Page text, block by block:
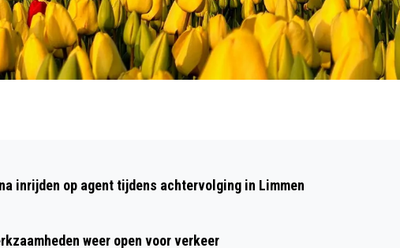
DOOR AMERIKA VOOR DOCHTERTJE MET
inrijden op agent tijdens achtervolging in Limmen
weer open voor verkeer